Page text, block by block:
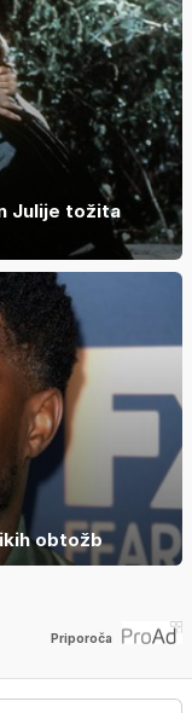
Julije tožita
obtožb
Priporoča